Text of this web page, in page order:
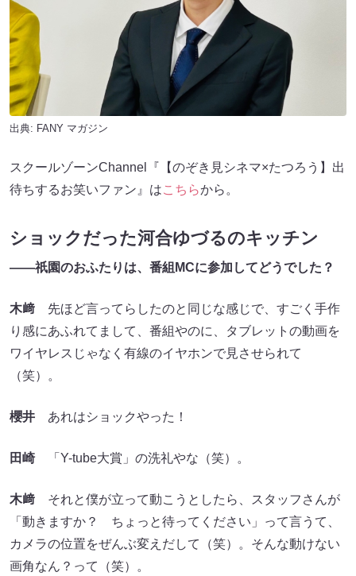
出典: FANY マガジン
スクールゾーンChannel『【のぞき見シネマ×たつろう】出
待ちするお笑いファン』はこちらから。
ショックだった河合ゆづるのキッチン
——祇園のおふたりは、番組 MCに参加してどうでした？
木﨑 先ほど言ってらしたのと同じな感じで、すごく手作
り感にあふれてまして、番組やのに、タブレットの動画を
ワイヤレスじゃなく有線のイヤホンで見させられて
（笑）。
櫻井 あれはショックやった！
田崎「Y-tube大賞」の洗礼やな（笑）。
木﨑 それと僕が立って動こうとしたら、スタッフさんが
「動きますか？ ちょっと待ってください」って言うて、
カメラの位置をぜんぶ変えだして（笑）。そんな動けない
画角なん？って（笑）。